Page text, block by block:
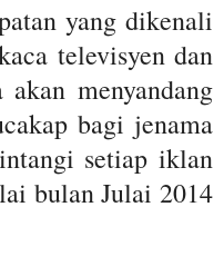
yang dikenali
televisyen dan
menyandang
bagi jenama
setiap iklan
bulan Julai 2014